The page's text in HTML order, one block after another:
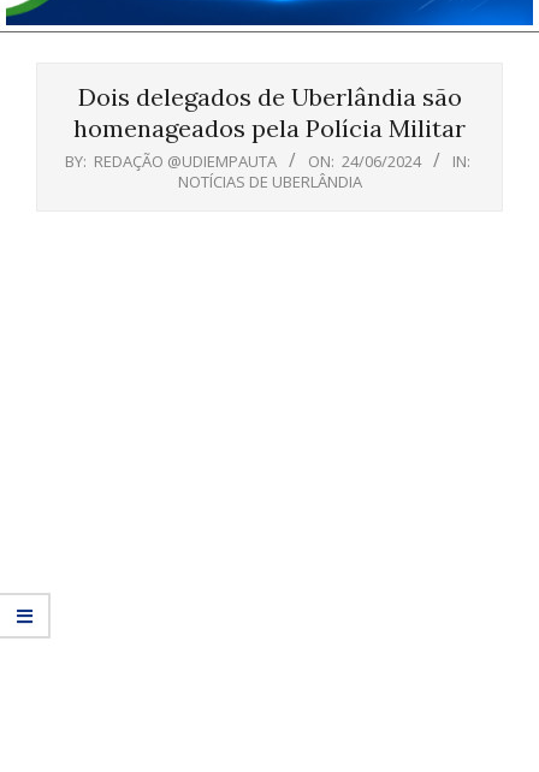
Dois delegados de Uberlândia são
homenageados pela Polícia Militar
BY: REDAÇÃO @UDIEMPAUTA ON: 24/06/2024
IN:
NOTÍCIAS DE UBERLÂNDIA